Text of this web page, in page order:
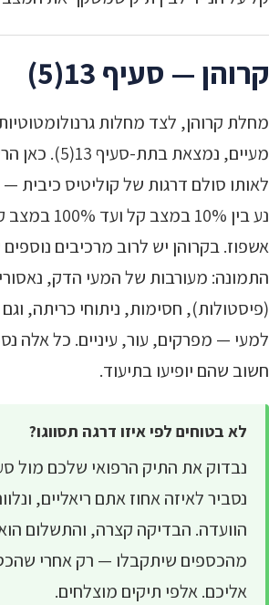
קרוהן — סעיף 13(5)
מחלת קרוהן, לצד מחלות
מעיים, נמצאת בתת-
לאותו סולם דרגות של קוליטיס כיבית
נע בין 10%
אשפוז. בקרוהן יש לרוב מרכיבים
התמונה: מעורבות של המעי הדק,
(פיסטולות), חסימות, ניתוחי כריתה, וגם
למעי — מפרקים, עור, עיניים. כל אלה
חשוב שהם יופיעו בתיעוד.
לא בטוחים לפי איזו דרגה תסווגו?
נסביר לאיזה אחוז אתם ריאליים,
הוועדה. הבדיקה קצרה, והתשלום
מהכספים שיתקבלו — רק אחרי
אליכם. אלפי תיקים מוצלחים.